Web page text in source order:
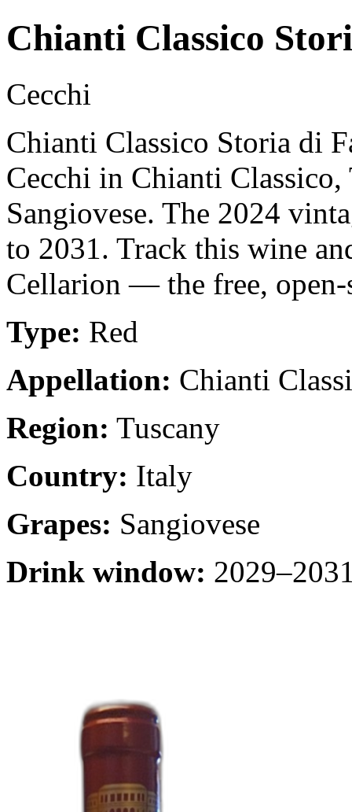
Chianti Classico
Cecchi
Chianti Classico Storia di
Cecchi in Chianti
Sangiovese. The 2024
to 2031. Track this wine
Cellarion — the free, open-
Type: Red
Appellation: Chianti
Region: Tuscany
Country: Italy
Grapes: Sangiovese
Drink window: